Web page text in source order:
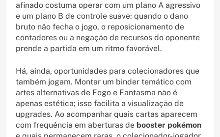
afinado costuma operar com um plano A agressivo
e um plano B de controle suave: quando o dano
bruto não fecha o jogo, o reposicionamento de
contadores ou a negação de recursos do oponente
prende a partida em um ritmo favorável.
Há, ainda, oportunidades para colecionadores que
também jogam. Montar um binder temático com
artes alternativas de Fogo e Fantasma não é
apenas estética; isso facilita a visualização de
upgrades. Ao acompanhar quais cartas aparecem
com frequência em aberturas de booster pokémon